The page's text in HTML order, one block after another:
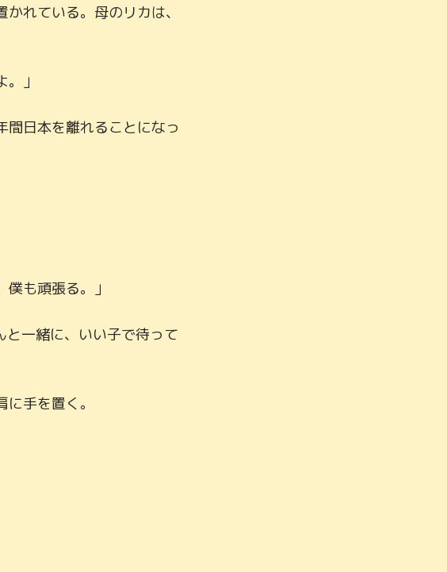
れている。母のリカは、
」
間日本を離れることになっ
も頑張る。」
一緒に、いい子で待って
手を置く。